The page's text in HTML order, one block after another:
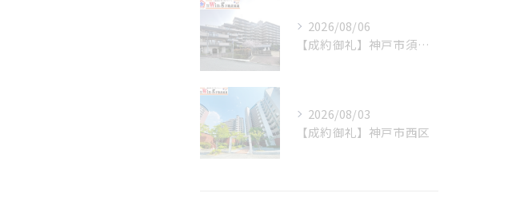
2026/08/06
【成約御礼】神戸市須磨区
2026/08/03
【成約御礼】神戸市西区